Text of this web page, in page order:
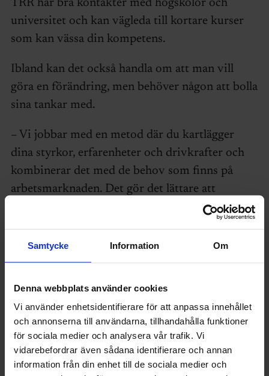
Samtycke Information Om
Denna webbplats använder cookies
Vi använder enhetsidentifierare för att anpassa innehållet
och annonserna till användarna, tillhandahålla funktioner
för sociala medier och analysera vår trafik. Vi
vidarebefordrar även sådana identifierare och annan
information från din enhet till de sociala medier och
TRR har bra kontakter med högskolor och
universitet och kan vägleda till kortare kurser
som kan vässa din kompetens.
Ibland kan det också handla om att man vill
göra en förändring, men behöver någon att bolla
sina tankar med.
– Vi jobbar med en metod där du kartlägger
dina styrkor, erfarenheter och drivkrafter och
kombinerar det med de behov som finns på
arbetsmarknaden. Det gör det lättare att
synliggöra nästa steg – vilken kompetens
bli?
Om TRR
TRR grundades 1974 som en
omställningsorganisation för tjänstemännen